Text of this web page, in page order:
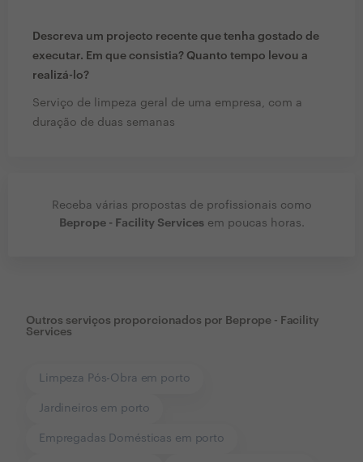
Descreva um projecto recente que tenha gostado de
executar. Em que consistia? Quanto tempo levou a
realizá-lo?
Serviço de limpeza geral de uma empresa, com a
duração de duas semanas
Receba várias propostas de profissionais como
Beprope - Facility Servicesem poucas horas.
Outros serviços proporcionados por Beprope - Facility
Services
Limpeza Pós-Obra em porto
Jardineiros em porto
Empregadas Domésticas em porto